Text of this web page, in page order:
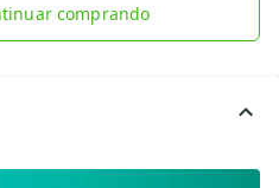
comprando